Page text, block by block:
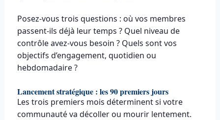
Posez-vous trois questions : où vos membres
passent-ils déjà leur temps ? Quel niveau de
contrôle avez-vous besoin ? Quels sont vos
objectifs d’engagement, quotidien ou
hebdomadaire ?
Lancement stratégique : les 90 premiers jours
Les trois premiers mois déterminent si votre
communauté va décoller ou mourir lentement.